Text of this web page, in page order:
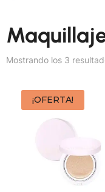
Mostrando los 3
¡OFERTA!